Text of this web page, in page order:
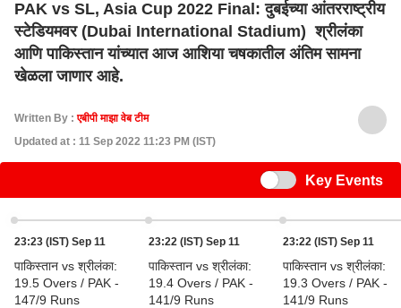
PAK vs SL, Asia Cup 2022 Final: दुबईच्या आंतरराष्ट्रीय
स्टेडियमवर (Dubai International Stadium) श्रीलंका
आणि पाकिस्तान यांच्यात आज आशिया चषकातील अंतिम सामना
खेळला जाणार आहे.
Written By :एबीपी माझा वेब टीम
Updated at : 11 Sep 2022 11:23 PM (IST)
Key Events
23:23 (IST) Sep 11
पाकिस्तान vs श्रीलंका:
19.5 Overs / PAK -
147/9 Runs
23:22 (IST) Sep 11
पाकिस्तान vs श्रीलंका:
19.4 Overs / PAK -
141/9 Runs
23:22 (IST) Sep 11
पाकिस्तान vs श्रीलंका:
19.3 Overs / PAK -
141/9 Runs